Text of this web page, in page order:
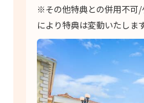
※その他特典との併用不可/
により特典は変動いたしま